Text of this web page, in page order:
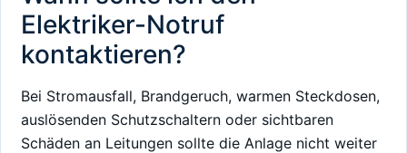
Elektriker-Notruf
kontaktieren?
Bei Stromausfall, Brandgeruch, warmen Steckdosen,
auslösenden Schutzschaltern oder sichtbaren
Schäden an Leitungen sollte die Anlage nicht weiter